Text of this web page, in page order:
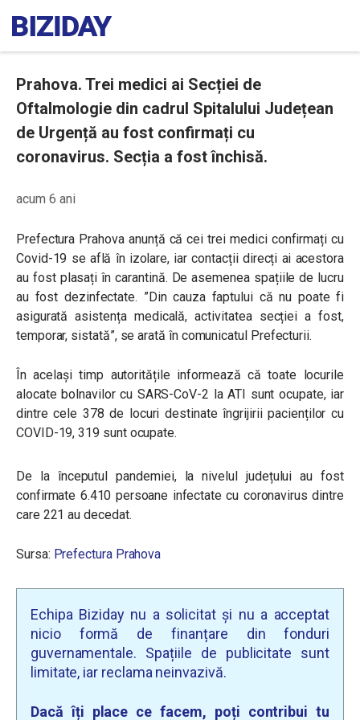
Prahova. Trei medici ai Secției de
Oftalmologie din cadrul Spitalului Județean
de Urgență au fost confirmați cu
coronavirus. Secția a fost închisă.
acum 6 ani
Prefectura Prahova anunță că cei trei medici confirmați cu
Covid-19 se află în izolare, iar contacții direcți ai acestora
au fost plasați în carantină. De asemenea spațiile de lucru
au fost dezinfectate. ”Din cauza faptului că nu poate fi
asigurată asistența medicală, activitatea secției a fost,
temporar, sistată”, se arată în comunicatul Prefecturii.
În același timp autoritățile informează că toate locurile
alocate bolnavilor cu SARS-CoV-2 la ATI sunt ocupate, iar
dintre cele 378 de locuri destinate îngrijirii pacienților cu
COVID-19, 319 sunt ocupate.
De la începutul pandemiei, la nivelul județului au fost
confirmate 6.410 persoane infectate cu coronavirus dintre
care 221 au decedat.
Sursa: Prefectura Prahova
Echipa Biziday nu a solicitat și nu a acceptat
nicio formă de finanțare din fonduri
guvernamentale. Spațiile de publicitate sunt
limitate, iar reclama neinvazivă.
Dacă îți place ce facem, poți contribui tu